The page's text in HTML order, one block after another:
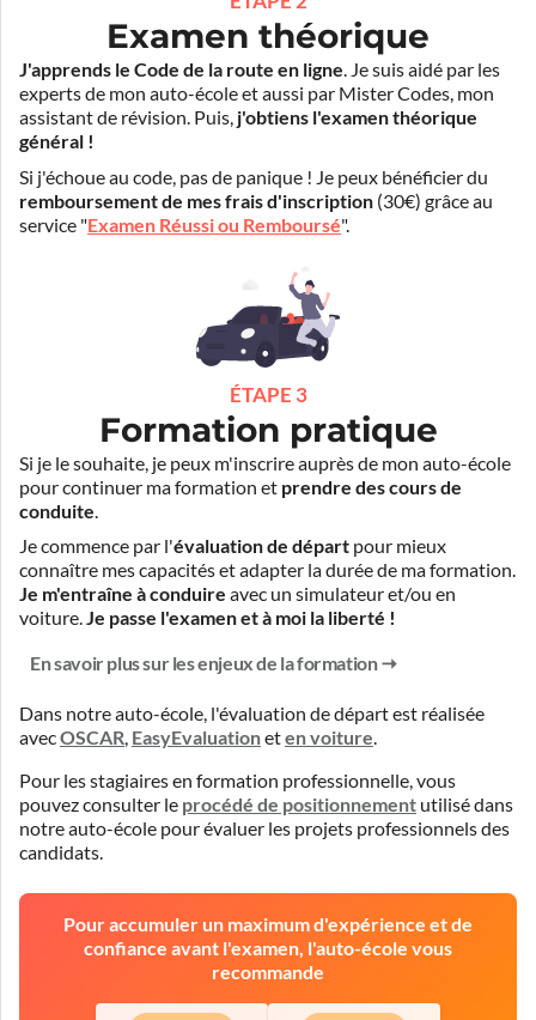
Examen théorique
J'apprends le Code de la route en ligne. Je suis aidé par les
experts de mon auto-école et aussi par Mister Codes, mon
assistant de révision. Puis, j'obtiens l'examen théorique
général !
Si j'échoue au code, pas de panique ! Je peux bénéficier du
remboursement de mes frais d'inscription (30€) grâce au
service "Examen Réussi ou Remboursé".
ÉTAPE 3
Formation pratique
Si je le souhaite, je peux m'inscrire auprès de mon auto-école
pour continuer ma formation et prendre des cours de
conduite.
Je commence par l'évaluation de départ pour mieux
connaître mes capacités et adapter la durée de ma formation.
Je m'entraîne à conduire avec un simulateur et/ou en
voiture.Je passe l'examen et à moi la liberté !
En savoir plus sur les enjeux de la formation
Dans notre auto-école, l'évaluation de départ est réalisée
avecOSCAR, EasyEvaluationeten voiture.
Pour les stagiaires en formation professionnelle, vous
pouvez consulter le procédé de positionnement utilisé dans
notre auto-école pour évaluer les projets professionnels des
candidats.
Pour accumuler un maximum d'expérience et de
confiance avant l'examen, l'auto-école vous
recommande